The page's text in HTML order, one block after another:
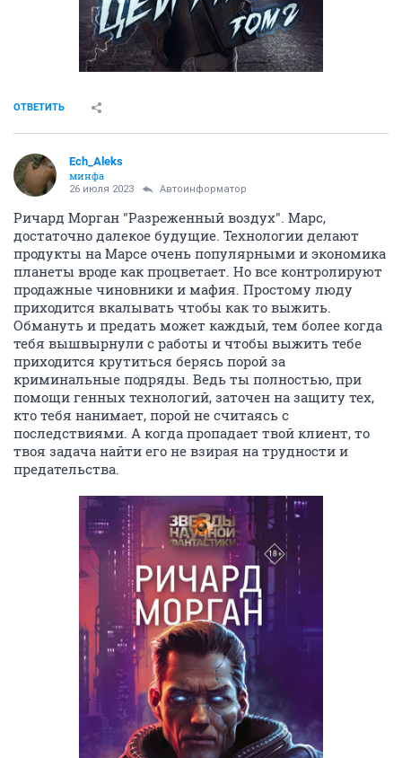
ОТВЕТИТЬ
Ech_Aleks
минфа
26 июля 2023 Автоинформатор
Ричард Морган "Разреженный воздух". Марс,
достаточно далекое будущие. Технологии делают
продукты на Марсе очень популярными и экономика
планеты вроде как процветает. Но все контролируют
продажные чиновники и мафия. Простому люду
приходится вкалывать чтобы как то выжить.
Обмануть и предать может каждый, тем более когда
тебя вышвырнули с работы и чтобы выжить тебе
приходится крутиться берясь порой за
криминальные подряды. Ведь ты полностью, при
помощи генных технологий, заточен на защиту тех,
кто тебя нанимает, порой не считаясь с
последствиями. А когда пропадает твой клиент, то
твоя задача найти его не взирая на трудности и
предательства.